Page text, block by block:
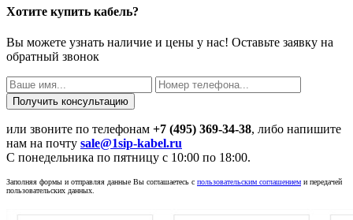
Хотите купить кабель?
Вы можете узнать наличие и цены у нас! Оставьте заявку на
обратный звонок
или звоните по телефонам +7 (495) 369-34-38, либо напишите
нам на почту sale@1sip-kabel.ru
C понедельника по пятницу с 10:00 по 18:00.
Заполняя формы и отправляя данные Вы соглашаетесь с пользовательским соглашением и передачей
пользовательских данных.